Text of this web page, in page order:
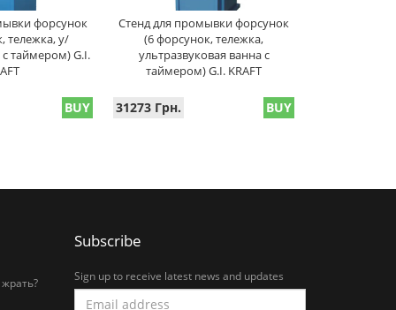
форсунок
тележка, у/
таймером) G.I.
BUY
Стенд для промывки форсунок
(6 форсунок, тележка,
ультразвуковая ванна с
таймером) G.I. KRAFT
31273 Грн. BUY
Subscribe
Sign up to receive latest news and updates